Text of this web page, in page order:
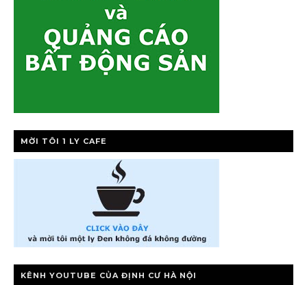
MỜI TÔI 1 LY CAFE
KÊNH YOUTUBE CỦA ĐỊNH CƯ HÀ NỘI